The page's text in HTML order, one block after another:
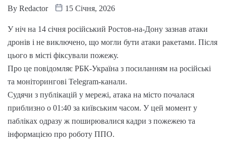
By Redactor 15 Січня, 2026
У ніч на 14 січня російський Ростов-на-Дону зазнав атаки
дронів і не виключено, що могли бути атаки ракетами. Після
цього в місті фіксували пожежу.
Про це повідомляє РБК-Україна з посиланням на російські
та моніторингові Telegram-канали.
Судячи з публікацій у мережі, атака на місто почалася
приблизно о 01:40 за київським часом. У цей момент у
пабліках одразу ж поширювалися кадри з пожежею та
інформацією про роботу ППО.